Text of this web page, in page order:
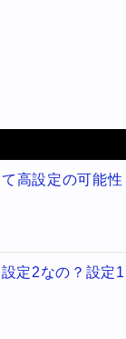
高設定の可能性
定2なの？設定1